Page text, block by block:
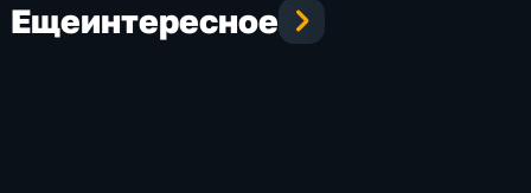
Ещеинтересное